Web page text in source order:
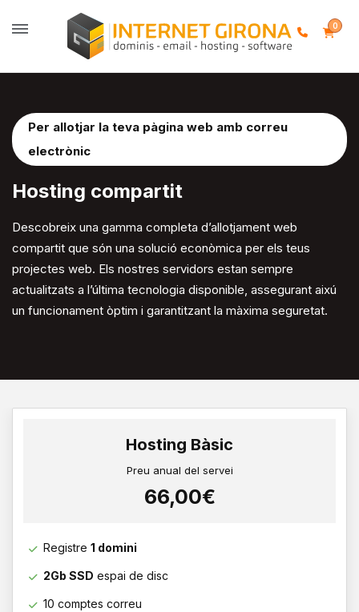
0
Hosting compartit
Per allotjar la teva pàgina web amb correu
electrònic
Descobreix una gamma completa d’allotjament web
compartit que són una solució econòmica per els teus
projectes web. Els nostres servidors estan sempre
actualitzats a l’última tecnologia disponible, assegurant aixú
un funcionament òptim i garantitzant la màxima seguretat.
Hosting Bàsic
Preu anual del servei
66,00€
Registre 1 domini
2Gb SSD espai de disc
10 comptes correu